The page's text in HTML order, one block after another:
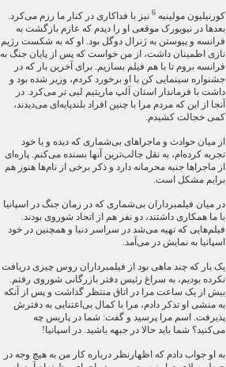
کورنیلیون مولینیه6 نیز با فداکاری در کنار ما رزم می‌کرد.
بعدها در نیویورک موقعی او را دیدم که عازم بازگشت به
فرانسه و پیوستن به ژنرال دوگل بود. او که به شکست رژیم
نازی اطمینان داشت، از من خواست که پس از پایان جنگ به
فرانسه بروم تا با هم فیلم بسازیم. برای آخرین بار که در
جشنواره سینمایی کن با او برخورد کردم، وزیر شده بود و
داشت با فرماندار استان آلپ ماریتیم لبی تر می‌کرد. در
آنجا از این که مردم مرا با چنین افراد بلندپایه‌ای می‌دیدند،
کمی خجالت کشیدم.
از میان حوادث و ماجراهای بی‌شماری که دیده و یا خود
تجربه کرده‌ام، به نقل جالب‌ترین آنها بسنده می‌کنم. پاره‌ای
از ماجراها جنبه محرمانه دارد و ذکر برخی از نام‌ها هنوز هم
برایم مشکل است.
در میان فیلمبرداران بی‌شماری که در زمان جنگ در اسپانیا
با ما همکاری داشتند، دو نفر هم از اتحاد شوروی بودند.
فیلم‌هایی که تهیه می‌شد در سراسر دنیا و همچنین در خود
اسپانیا به نمایش در می‌آمد.
یک بار که چند ماهی بود از فیلمبرداران روس چیزی دریافت
نکرده بودیم، به سراغ رئیس دفتر بازرگانی شوروی رفتم.
بیش از یک ساعت مرا در اتاق منتظر گذاشت و پس از آنکه
به منشی او تذکر دادم، مرا با کمال بی‌اعتنایی به دفترش
پذیرفت. اسم مرا پرسید و گفت: شما در پاریس چه
می‌کنید؟ شما باید حالا در جبهه باشید. در اسپانیا!
به او جواب دادم که اظهار‌نظر درباره کار من به هیچ وجه در